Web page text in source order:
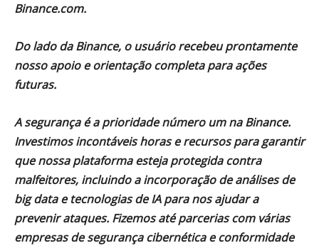
Binance.com.
Do lado da Binance, o usuário recebeu prontamente
nosso apoio e orientação completa para ações
futuras.
A segurança é a prioridade número um na Binance.
Investimos incontáveis ​​horas e recursos para garantir
que nossa plataforma esteja protegida contra
malfeitores, incluindo a incorporação de análises de
big data e tecnologias de IA para nos ajudar a
prevenir ataques. Fizemos até parcerias com várias
empresas de segurança cibernética e conformidade